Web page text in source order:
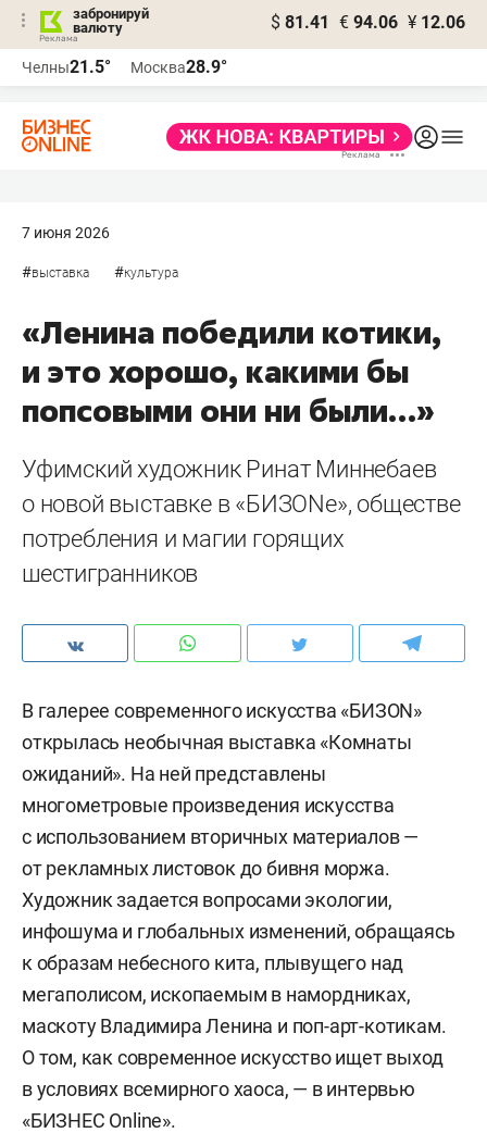
забронируй
валюту
$ 81.41 € 94.06 ¥ 12.06
Челны21.5° Москва28.9°
7 июня 2026
#выставка #культура
«Ленина победили котики,
и это хорошо, какими бы
попсовыми они ни были…»
Уфимский художник Ринат Миннебаев
о новой выставке в «БИЗONе», обществе
потребления и магии горящих
шестигранников
В галерее современного искусства «БИЗОN»
открылась необычная выставка «Комнаты
ожиданий». На ней представлены
многометровые произведения искусства
с использованием вторичных материалов —
от рекламных листовок до бивня моржа.
Художник задается вопросами экологии,
инфошума и глобальных изменений, обращаясь
к образам небесного кита, плывущего над
мегаполисом, ископаемым в намордниках,
маскоту Владимира Ленина и поп-арт-котикам.
О том, как современное искусство ищет выход
в условиях всемирного хаоса, — в интервью
«БИЗНЕС Online».